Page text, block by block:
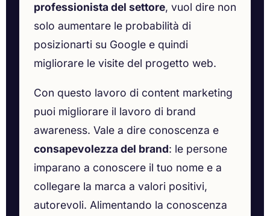
professionista del settore, vuol dire non
solo aumentare le probabilità di
posizionarti su Google e quindi
migliorare le visite del progetto web.
Con questo lavoro di content marketing
puoi migliorare il lavoro di brand
awareness. Vale a dire conoscenza e
consapevolezza del brand: le persone
imparano a conoscere il tuo nome e a
collegare la marca a valori positivi,
autorevoli. Alimentando la conoscenza